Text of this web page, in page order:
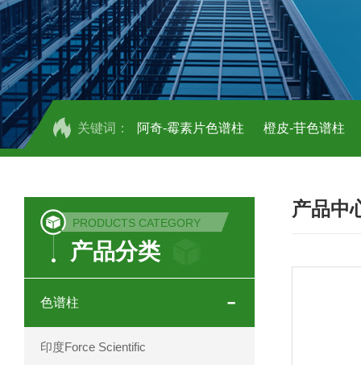
关键词： 阿奇-霉素片色谱柱 橙皮-苷色谱柱
COSMOSIL 1.8PBr五溴苯基色谱柱
菟丝子 柠檬黄色谱柱
印度Force Scientific Rubitas色谱柱
PRODUCTS CATEGORY
产品分类
色谱柱
印度Force Scientific
产品中